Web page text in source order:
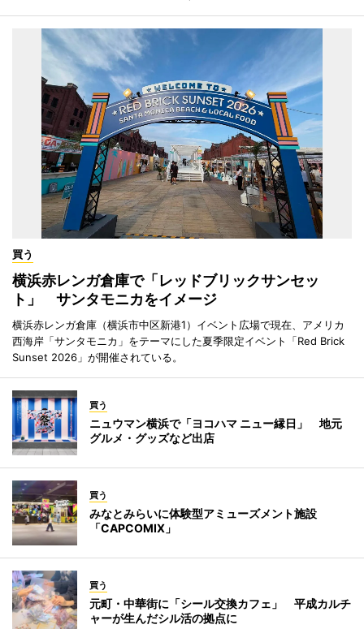
買う
横浜赤レンガ倉庫で「レッドブリックサンセッ
ト」 サンタモニカをイメージ
横浜赤レンガ倉庫（横浜市中区新港1）イベント広場で現在、アメリカ
西海岸「サンタモニカ」をテーマにした夏季限定イベント「Red Brick
Sunset 2026」が開催されている。
買う
ニュウマン横浜で「ヨコハマ ニュー縁日」 地元
グルメ・グッズなど出店
買う
みなとみらいに体験型アミューズメント施設
「CAPCOMIX」
買う
元町・中華街に「シール交換カフェ」 平成カルチ
ャーが生んだシル活の拠点に